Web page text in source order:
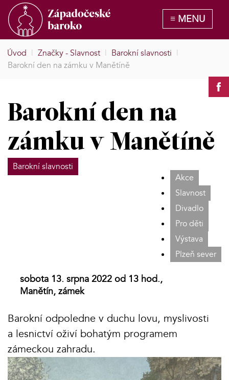
Úvod | Značky - Slavnost | Barokní slavnosti |
Barokní den na zámku v Manětíně
Barokní den na
zámku v Manětíně
Barokní slavnosti
Akce
Slavnost
Divadlo
Pro děti
Výstava
Plzeň sever
sobota 13. srpna 2022 od 13 hod.,
Manětín, zámek
Barokní odpoledne v duchu lovu, myslivosti
a lesnictví oživí bohatým programem
zámeckou zahradu.